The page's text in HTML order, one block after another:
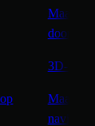
Maak
door alle
3D-
Maak